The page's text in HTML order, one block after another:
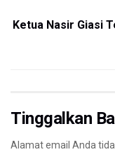
Ketua Nasir Giasi
Tinggalkan
Alamat email Anda